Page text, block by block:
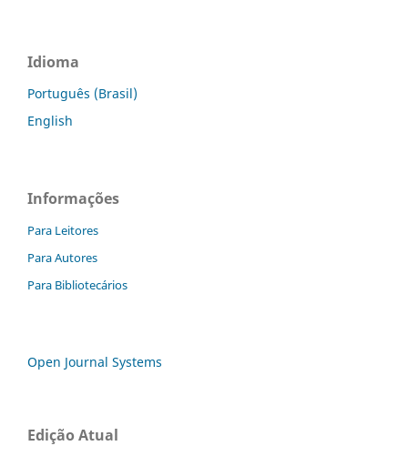
Idioma
Português (Brasil)
English
Informações
Para Leitores
Para Autores
Para Bibliotecários
Open Journal Systems
Edição Atual